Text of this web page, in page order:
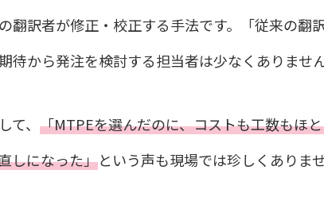
翻訳者が修正・校正する手法です。「従来の翻
待から発注を検討する担当者は少なくありません
て、 「MTPEを選んだのに、コストも工数もほ
しになった」という声も現場では珍しくありませ